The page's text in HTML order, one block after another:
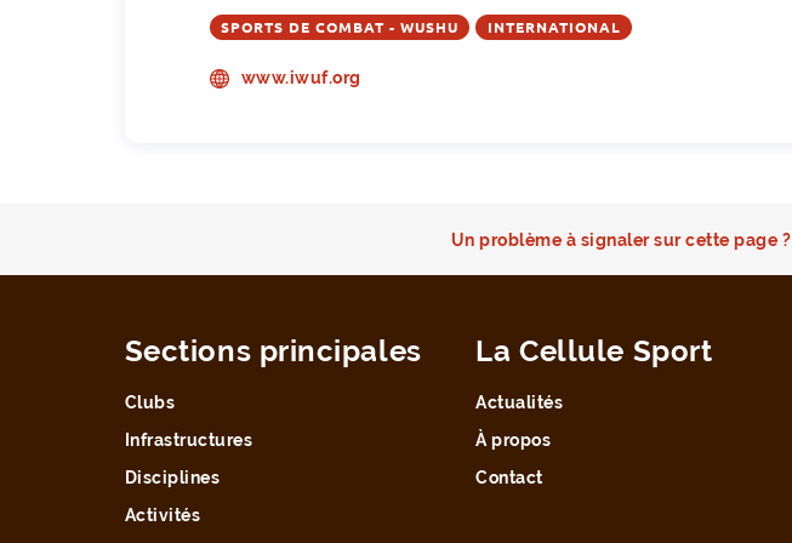
SPORTS DE COMBAT - WUSHU INTERNATIONAL
www.iwuf.org
Un problème à signaler sur cette page ?
Sections principales
Clubs
Infrastructures
Disciplines
Activités
La Cellule Sport
Actualités
À propos
Contact